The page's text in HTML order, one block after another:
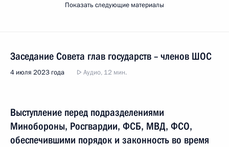
Показать следующие материалы
Заседание Совета глав государств – членов ШОС
4 июля 2023 года Аудио, 12 мин.
Выступление перед подразделениями
Минобороны, Росгвардии, ФСБ, МВД, ФСО,
обеспечившими порядок и законность во время